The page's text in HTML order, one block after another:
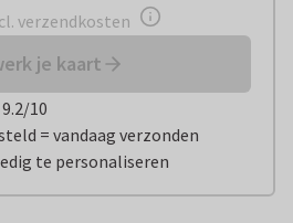
verzendkosten
je kaart
10
= vandaag verzonden
te personaliseren